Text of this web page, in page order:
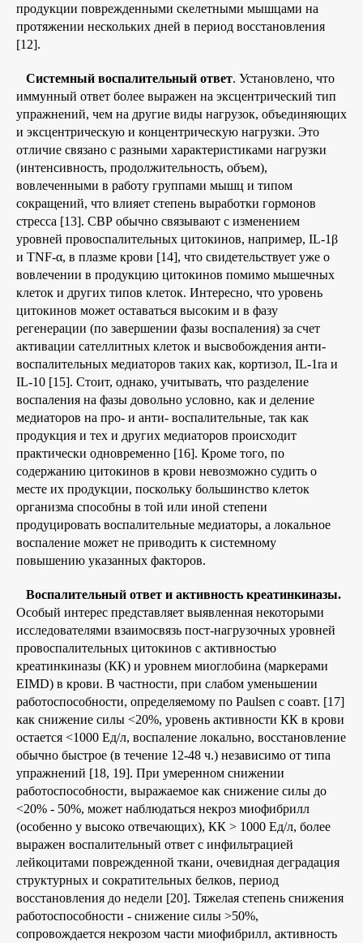
продукции поврежденными скелетными мышцами на
протяжении нескольких дней в период восстановления
[12].
Системный воспалительный ответ. Установлено, что
иммунный ответ более выражен на эксцентрический тип
упражнений, чем на другие виды нагрузок, объединяющих
и эксцентрическую и концентрическую нагрузки. Это
отличие связано с разными характеристиками нагрузки
(интенсивность, продолжительность, объем),
вовлеченными в работу группами мышц и типом
сокращений, что влияет степень выработки гормонов
стресса [13]. СВР обычно связывают с изменением
уровней провоспалительных цитокинов, например, IL-1β
и TNF-α, в плазме крови [14], что свидетельствует уже о
вовлечении в продукцию цитокинов помимо мышечных
клеток и других типов клеток. Интересно, что уровень
цитокинов может оставаться высоким и в фазу
регенерации (по завершении фазы воспаления) за счет
активации сателлитных клеток и высвобождения анти-
воспалительных медиаторов таких как, кортизол, IL-1ra и
IL-10 [15]. Стоит, однако, учитывать, что разделение
воспаления на фазы довольно условно, как и деление
медиаторов на про- и анти- воспалительные, так как
продукция и тех и других медиаторов происходит
практически одновременно [16]. Кроме того, по
содержанию цитокинов в крови невозможно судить о
месте их продукции, поскольку большинство клеток
организма способны в той или иной степени
продуцировать воспалительные медиаторы, а локальное
воспаление может не приводить к системному
повышению указанных факторов.
Воспалительный ответ и активность креатинкиназы.
Особый интерес представляет выявленная некоторыми
исследователями взаимосвязь пост-нагрузочных уровней
провоспалительных цитокинов с активностью
креатинкиназы (КК) и уровнем миоглобина (маркерами
EIMD) в крови. В частности, при слабом уменьшении
работоспособности, определяемому по Paulsen с соавт. [17]
как снижение силы <20%, уровень активности КК в крови
остается <1000 Ед/л, воспаление локально, восстановление
обычно быстрое (в течение 12-48 ч.) независимо от типа
упражнений [18, 19]. При умеренном снижении
работоспособности, выражаемое как снижение силы до
<20% - 50%, может наблюдаться некроз миофибрилл
(особенно у высоко отвечающих), КК > 1000 Ед/л, более
выражен воспалительный ответ с инфильтрацией
лейкоцитами поврежденной ткани, очевидная деградация
структурных и сократительных белков, период
восстановления до недели [20]. Тяжелая степень снижения
работоспособности - снижение силы >50%,
сопровождается некрозом части миофибрилл, активность